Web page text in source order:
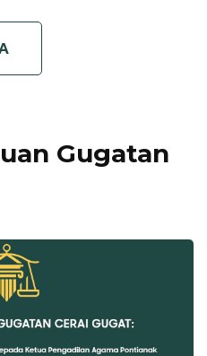
Gugatan